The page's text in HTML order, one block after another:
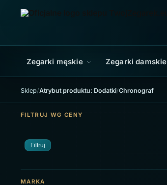
Zegarki męskie Zegarki damskie
Sklep/Atrybut produktu: Dodatki/Chronograf
FILTRUJ WG CENY
Filtruj
MARKA